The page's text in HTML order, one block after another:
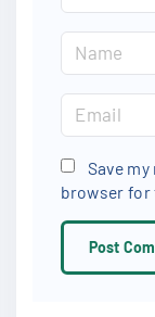
a
e
*
m
a
i
l
Save
browser for